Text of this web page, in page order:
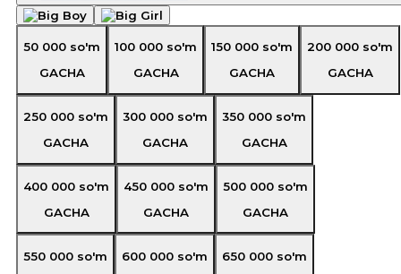
50 000 so'm
GACHA
100 000 so'm
GACHA
150 000 so'm
GACHA
200 000 so'm
GACHA
250 000 so'm
GACHA
300 000 so'm
GACHA
350 000 so'm
GACHA
400 000 so'm
GACHA
450 000 so'm
GACHA
500 000 so'm
GACHA
550 000 so'm
600 000 so'm
650 000 so'm